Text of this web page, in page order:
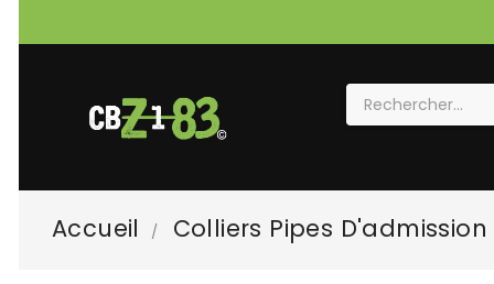
Accueil Colliers Pipes D'admission